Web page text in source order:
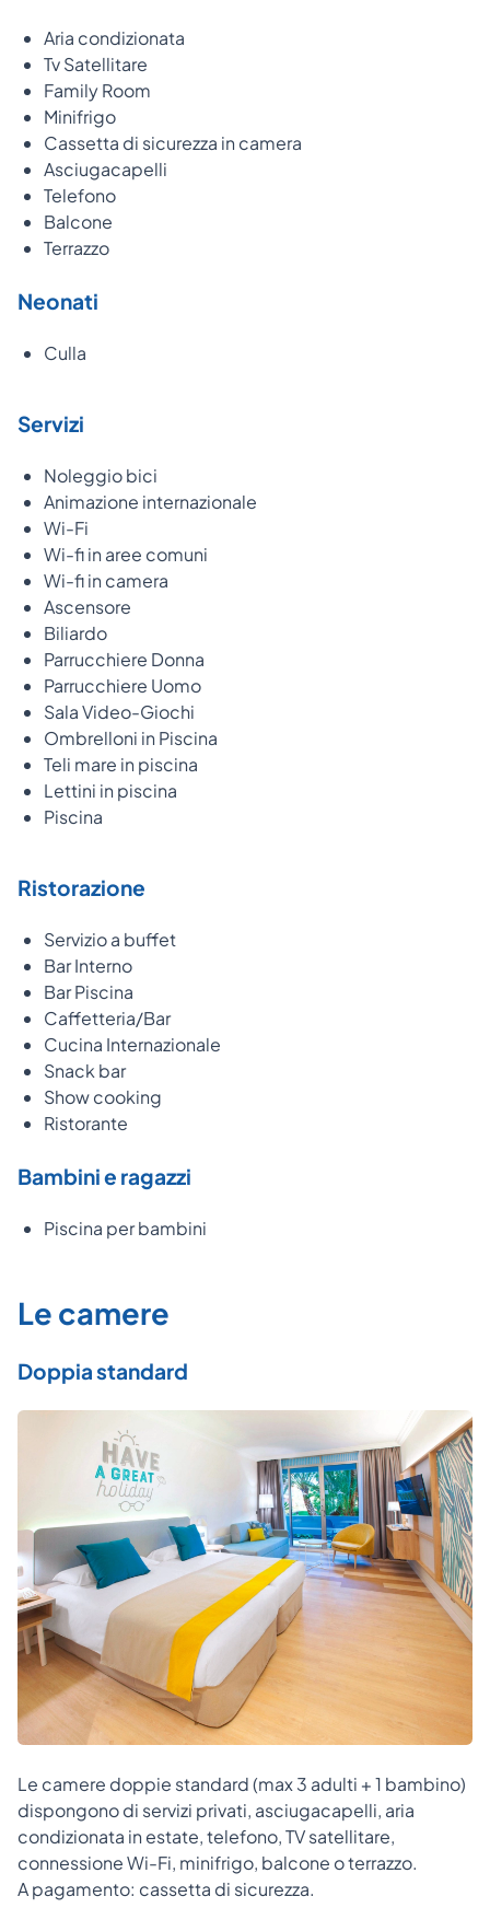
Aria condizionata
Tv Satellitare
Family Room
Minifrigo
Cassetta di sicurezza in camera
Asciugacapelli
Telefono
Balcone
Terrazzo
Neonati
Culla
Servizi
Noleggio bici
Animazione internazionale
Wi-Fi
Wi-fi in aree comuni
Wi-fi in camera
Ascensore
Biliardo
Parrucchiere Donna
Parrucchiere Uomo
Sala Video-Giochi
Ombrelloni in Piscina
Teli mare in piscina
Lettini in piscina
Piscina
Ristorazione
Servizio a buffet
Bar Interno
Bar Piscina
Caffetteria/Bar
Cucina Internazionale
Snack bar
Show cooking
Ristorante
Bambini e ragazzi
Piscina per bambini
Le camere
Doppia standard
Le camere doppie standard (max 3 adulti + 1 bambino)
dispongono di servizi privati, asciugacapelli, aria
condizionata in estate, telefono, TV satellitare,
connessione Wi-Fi, minifrigo, balcone o terrazzo.
A pagamento: cassetta di sicurezza.